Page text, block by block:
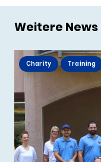
Weitere News
Charity Training